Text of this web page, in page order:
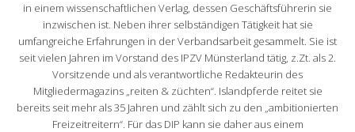
in einem wissenschaftlichen Verlag, dessen Geschäftsführerin sie
inzwischen ist. Neben ihrer selbständigen Tätigkeit hat sie
umfangreiche Erfahrungen in der Verbandsarbeit gesammelt. Sie ist
seit vielen Jahren im Vorstand des IPZV Münsterland tätig, z.Zt. als 2.
Vorsitzende und als verantwortliche Redakteurin des
Mitgliedermagazins „reiten & züchten“. Islandpferde reitet sie
bereits seit mehr als 35 Jahren und zählt sich zu den „ambitionierten
Freizeitreitern“. Für das DIP kann sie daher aus einem